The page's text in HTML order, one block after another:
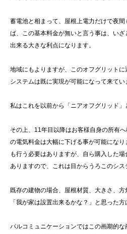
蓄電池と相まって、屋根上電力だけで夜
ば、この基本料金が無いと言う事は、い
出来る大きな利点になります。
地域にもよりますが、このオフグリットに
システムは既に実現が可能になって来てい
私はこれを以前から「ニアオフグリッド」
その上、11年目以降はお客様自身の所有
の電気料金は大幅に下げる事が可能にな
も行う必要はありますが、自ら購入した
ありますので、これは目からうろこのシス
既存の建物の場合、屋根材質、大きさ、方
「我が家は設置出来るかな？」と思った
パルコミュニケーションではこの画期的